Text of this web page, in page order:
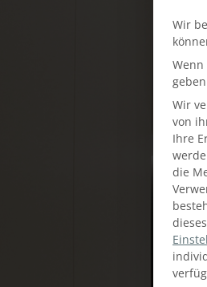
Wir
Wir
von
Ihre
die